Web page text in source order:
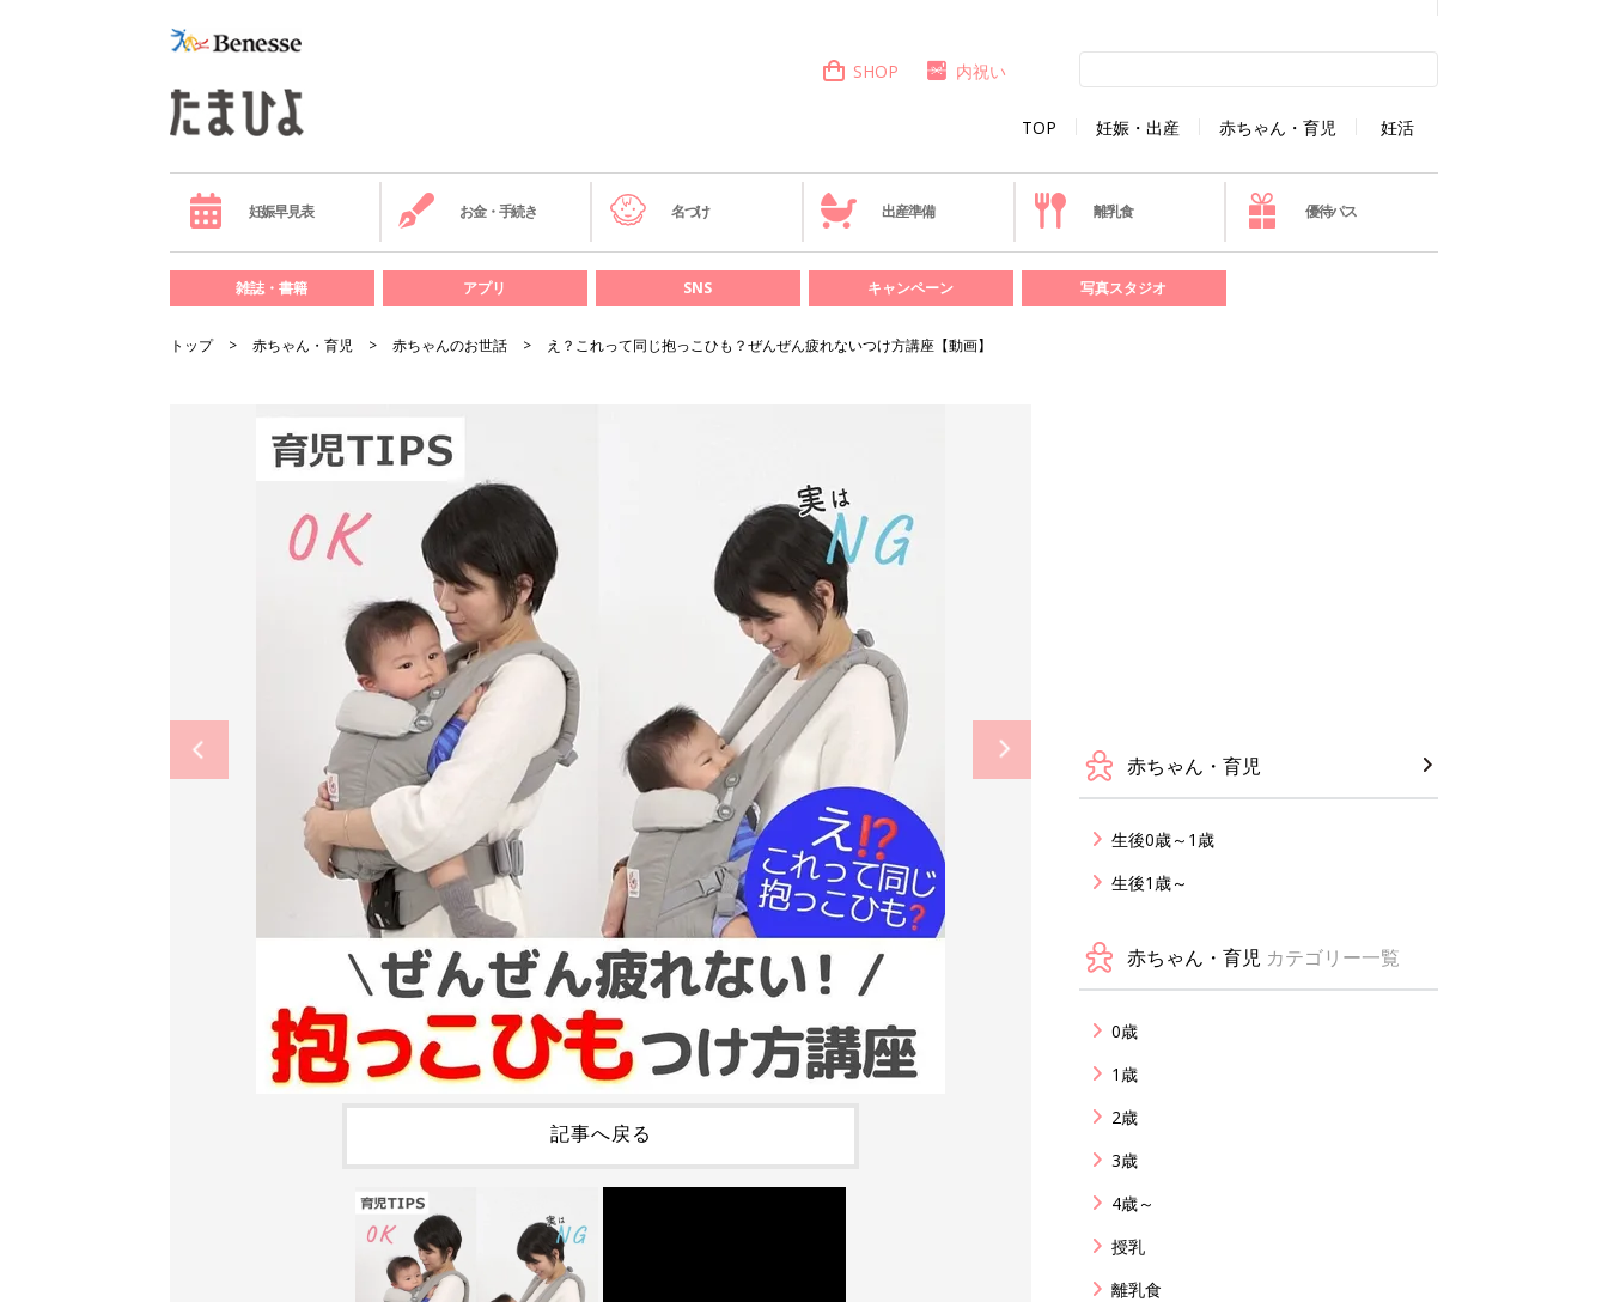
TOP 妊娠・出産 赤ちゃん・育児 妊活
SHOP 内祝い
妊娠早見表 お金・手続き 名づけ 出産準備 離乳食 優待パス
雑誌・書籍 アプリ SNS キャンペーン 写真スタジオ
トップ 赤ちゃん・育児 赤ちゃんのお世話 え？これって同じ抱っこひも？ぜんぜん疲れないつけ方講座【動画】
記事へ戻る
赤ちゃん・育児
生後0歳～1歳
生後1歳～
赤ちゃん・育児 カテゴリー一覧
0歳
1歳
2歳
3歳
4歳～
授乳
離乳食